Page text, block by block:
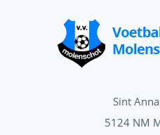
Sint
5124 NM